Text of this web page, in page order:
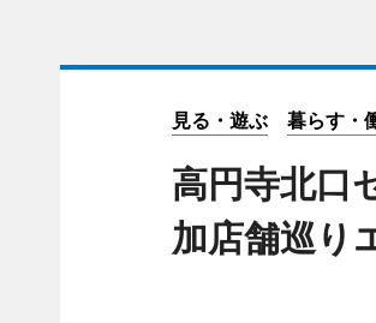
見る・遊ぶ 暮らす・
高円寺北口
加店舗巡り